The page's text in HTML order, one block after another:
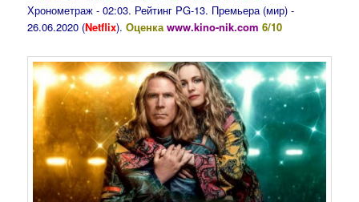
Хронометраж - 02:03. Рейтинг PG-13. Премьера (мир) -
26.06.2020 (Netflix). Оценкаwww.kino-nik.com 6/10